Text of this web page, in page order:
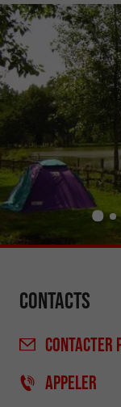
Contacts
CONTACTER
APPELER